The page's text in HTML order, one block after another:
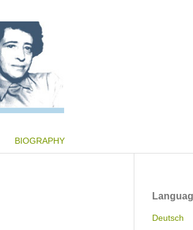
BIOGRAPHY
Deutsch